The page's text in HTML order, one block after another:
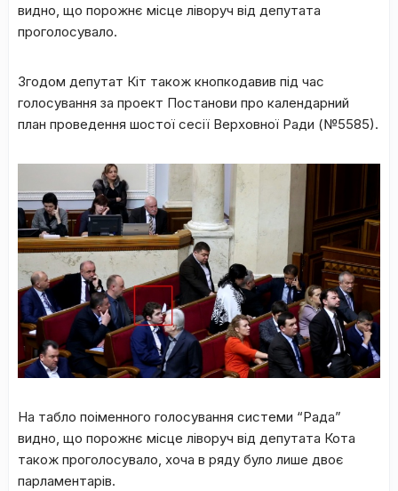
видно, що порожнє місце ліворуч від депутата
проголосувало.
Згодом депутат Кіт також кнопкодавив під час
голосування за проект Постанови про календарний
план проведення шостої сесії Верховної Ради (№5585).
На табло поіменного голосування системи “Рада”
видно, що порожнє місце ліворуч від депутата Кота
також проголосувало, хоча в ряду було лише двоє
парламентарів.